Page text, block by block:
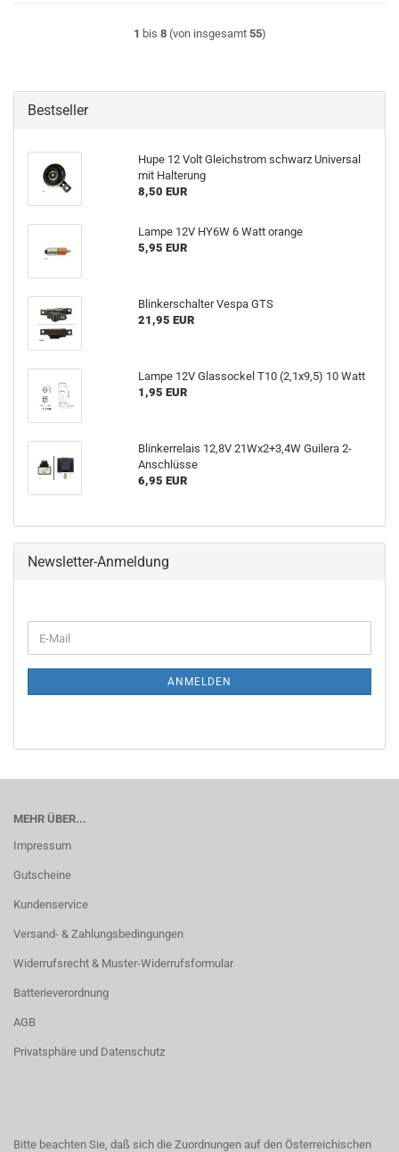
1 bis 8(von insgesamt 55)
Bestseller
Hupe 12 Volt Gleichstrom schwarz Universal
mit Halterung
8,50 EUR
Lampe 12V HY6W 6 Watt orange
5,95 EUR
Blinkerschalter Vespa GTS
21,95 EUR
Lampe 12V Glassockel T10 (2,1x9,5) 10 Watt
1,95 EUR
Blinkerrelais 12,8V 21Wx2+3,4W Guilera 2-
Anschlüsse
6,95 EUR
Newsletter-Anmeldung
E-
Mail
ANMELDEN
MEHR ÜBER...
Impressum
Gutscheine
Kundenservice
Versand- & Zahlungsbedingungen
Widerrufsrecht & Muster-Widerrufsformular
Batterieverordnung
AGB
Privatsphäre und Datenschutz
Bitte beachten Sie, daß sich die Zuordnungen auf den Österreichischen